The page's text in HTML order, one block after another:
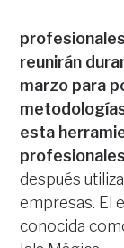
reunirán
marzo para
esta
después
empresas. El
conocida